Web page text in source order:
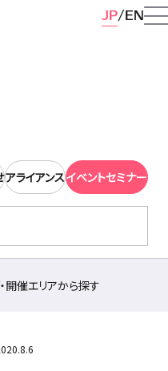
JP EN
アライアンスイベントセミナー
開催エリアから探す